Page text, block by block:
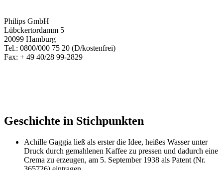
Philips GmbH
Lübckertordamm 5
20099 Hamburg
Tel.: 0800/000 75 20 (D/kostenfrei)
Fax: + 49 40/28 99-2829
Geschichte in Stichpunkten
Achille Gaggia ließ als erster die Idee, heißes Wasser unter
Druck durch gemahlenen Kaffee zu pressen und dadurch eine
Crema zu erzeugen, am 5. September 1938 als Patent (Nr.